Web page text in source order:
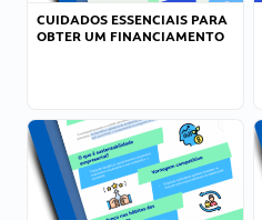
CUIDADOS ESSENCIAIS PARA
OBTER UM FINANCIAMENTO